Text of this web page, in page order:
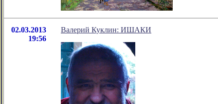
02.03.2013
19:56
Валерий Куклин: ИШАКИ